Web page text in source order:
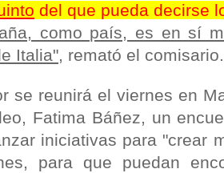
del que pueda decirse
como país, es en sí
Italia", remató el comisario.
se reunirá el viernes en
Fatima Báñez, un
iniciativas para "crear
para que puedan